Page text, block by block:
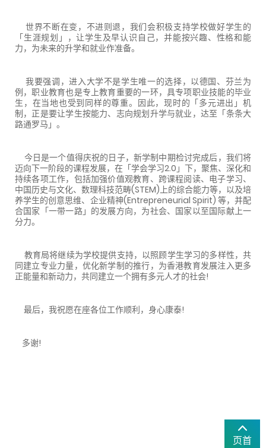
世界不断在变，不进则退，我们会积极支持学校做好学生的
「生涯规划」，让学生及早认识自己，并能按兴趣、性格和能
力，为未来的升学和就业作准备。
我要强调，进入大学不是学生唯一的选择，以德国、芬兰为
例，职业教育也是专上教育重要的一环，具专项职业技能的毕业
生，在当地也受到同样的尊重。因此，现时的「多元进出」机
制，正是要让学生按能力、志向规划升学与就业，达至「条条大
路通罗马」。
今日是一个值得庆祝的日子，新学制中期检讨完成后，我们将
迈向下一阶段的课程发展，在「学会学习2.0」下，聚焦、深化和
持续各项工作，包括加强价值观教育、跨课程阅读、电子学习、
中国历史与文化、数理科技范畴(STEM)上的综合能力等，以及培
养学生的创意思维、企业精神(Entrepreneurial Spirit) 等，并配
合国家「一带一路」的发展方向，为社会、国家以至国际献上一
分力。
教育局将继续为学校提供支持，以照顾学生学习的多样性，共
同建立专业力量，优化新学制的推行，为香港教育发展注入更多
正能量和新动力，共同建立一个拥有多元人才的社会!
最后，我祝愿在座各位工作顺利，身心康泰!
多谢!
页首